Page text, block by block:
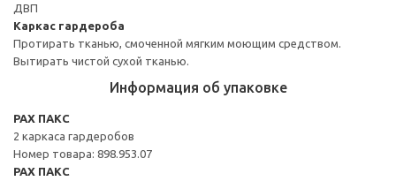
ДВП
Каркас гардероба
Протирать тканью, смоченной мягким моющим средством.
Вытирать чистой сухой тканью.
Информация об упаковке
PAX ПАКС
2 каркаса гардеробов
Номер товара: 898.953.07
PAX ПАКС